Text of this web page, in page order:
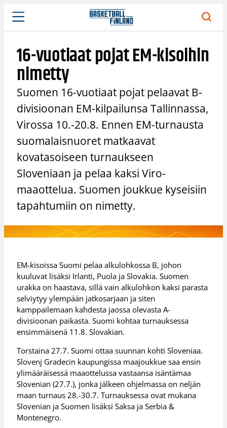
Siirry
sisältöön
16-vuotiaat pojat EM-kisoihin
nimetty
Suomen 16-vuotiaat pojat pelaavat B-
divisioonan EM-kilpailunsa Tallinnassa,
Virossa 10.-20.8. Ennen EM-turnausta
suomalaisnuoret matkaavat
kovatasoiseen turnaukseen
Sloveniaan ja pelaa kaksi Viro-
maaottelua. Suomen joukkue kyseisiin
tapahtumiin on nimetty.
EM-kisoissa Suomi pelaa alkulohkossa B, johon
kuuluvat lisäksi Irlanti, Puola ja Slovakia. Suomen
urakka on haastava, sillä vain alkulohkon kaksi parasta
selviytyy ylempään jatkosarjaan ja siten
kamppailemaan kahdesta jaossa olevasta A-
divisioonan paikasta. Suomi kohtaa turnauksessa
ensimmäisenä 11.8. Slovakian.
Torstaina 27.7. Suomi ottaa suunnan kohti Sloveniaa.
Slovenj Gradecin kaupungissa maajoukkue saa ensin
ylimääräisessä maaottelussa vastaansa isäntämaa
Slovenian (27.7.), jonka jälkeen ohjelmassa on neljän
maan turnaus 28.-30.7. Turnauksessa ovat mukana
Slovenian ja Suomen lisäksi Saksa ja Serbia &
Montenegro.